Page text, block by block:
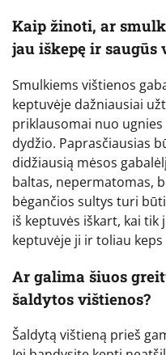
Kaip žinoti, ar
jau iškepę ir saugūs
Smulkiems vištienos
keptuvėje dažniausiai
priklausomai nuo
dydžio. Paprasčiausias
didžiausią mėsos
baltas, nepermatomas,
bėgančios sultys turi
iš keptuvės iškart, kai tik
keptuvėje ji ir toliau
Ar galima šiuos
šaldytos vištienos?
Šaldytą vištieną prieš